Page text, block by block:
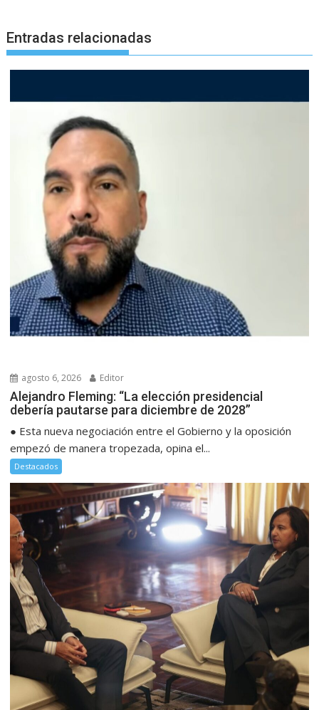
Entradas relacionadas
agosto 6, 2026 Editor
Alejandro Fleming: “La elección presidencial
debería pautarse para diciembre de 2028”
● Esta nueva negociación entre el Gobierno y la oposición
empezó de manera tropezada, opina el...
Destacados